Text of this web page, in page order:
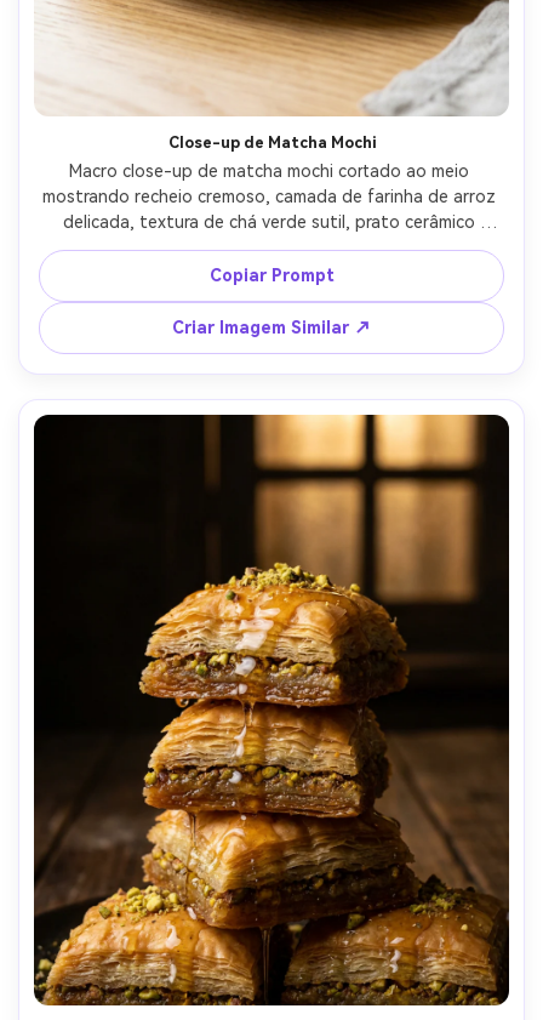
Close-up de Matcha Mochi
Macro close-up de matcha mochi cortado ao meio
mostrando recheio cremoso, camada de farinha de arroz
delicada, textura de chá verde sutil, prato cerâmico
minimalista sobre mesa de madeira clara, luz suave de
janela, fotografado com Nikon D850, macro 105mm, f/3.2,
profundidade de campo rasa, textura ultra-realista,
estética calma de sobremesa japonesa --ar 4:5
Copiar Prompt
Criar Imagem Similar ↗